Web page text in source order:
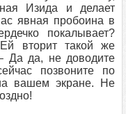
Изида и делает
явная пробоина в
покалывает?
вторит такой же
Да да, не доводите
позвоните по
вашем экране. Не